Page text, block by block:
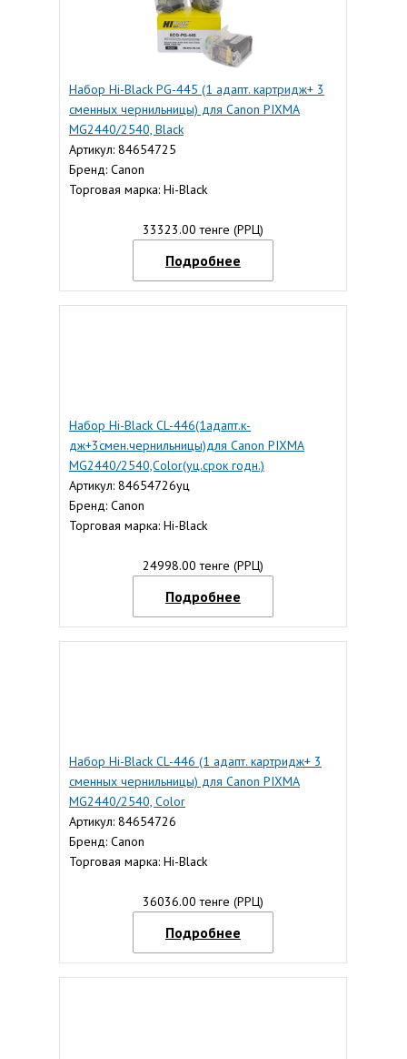
Набор Hi-Black PG-445 (1 адапт. картридж+ 3
сменных чернильницы) для Canon PIXMA
MG2440/2540, Black
Артикул: 84654725
Бренд: Canon
Торговая марка: Hi-Black
33323.00 тенге (РРЦ)
Подробнее
Набор Hi-Black CL-446(1адапт.к-
дж+3смен.чернильницы)для Canon PIXMA
MG2440/2540,Color(уц.срок годн.)
Артикул: 84654726уц
Бренд: Canon
Торговая марка: Hi-Black
24998.00 тенге (РРЦ)
Подробнее
Набор Hi-Black CL-446 (1 адапт. картридж+ 3
сменных чернильницы) для Canon PIXMA
MG2440/2540, Color
Артикул: 84654726
Бренд: Canon
Торговая марка: Hi-Black
36036.00 тенге (РРЦ)
Подробнее